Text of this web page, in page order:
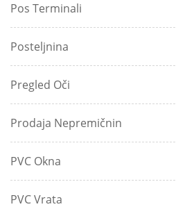
Pos Terminali
Posteljnina
Pregled Oči
Prodaja Nepremičnin
PVC Okna
PVC Vrata